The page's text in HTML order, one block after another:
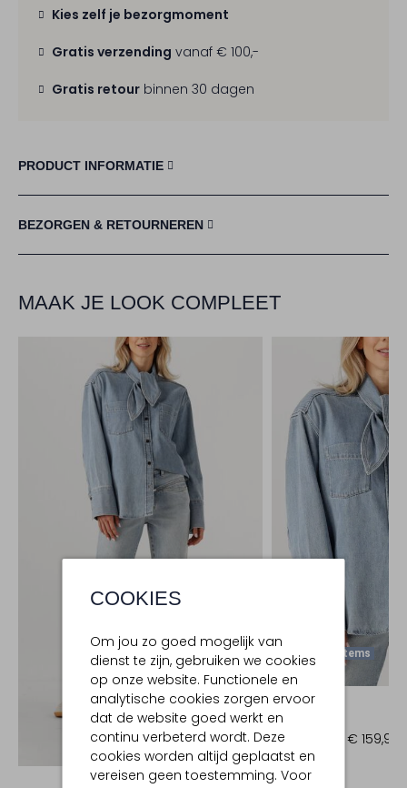
COOKIES
Om jou zo goed mogelijk van
dienst te zijn, gebruiken we cookies
op onze website. Functionele en
analytische cookies zorgen ervoor
dat de website goed werkt en
continu verbeterd wordt. Deze
cookies worden altijd geplaatst en
vereisen geen toestemming. Voor
Kies zelf je bezorgmoment
Gratis verzending vanaf € 100,-
Gratis retour binnen 30 dagen
PRODUCT INFORMATIE
BEZORGEN & RETOURNEREN
MAAK JE LOOK COMPLEET
Ontdek de look
Laatste Items
CLOSED
€ 159,99